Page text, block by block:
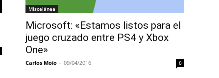
Miscelánea
Microsoft: «Estamos listos para el
juego cruzado entre PS4 y Xbox
One»
Carlos Moio - 09/04/2016 0